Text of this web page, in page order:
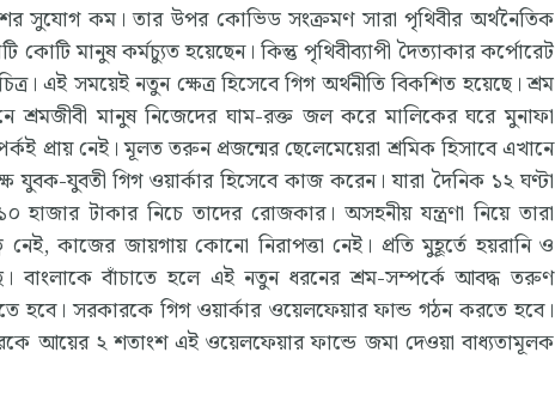
সুযোগ কম। তার উপর কোভিড সংক্রমণ সারা পৃথিবীর অর্থনৈতিক
কোটি মানুষ কর্মচ্যুত হয়েছেন। কিন্তু পৃথিবীব্যাপী দৈত্যাকার কর্পোরেট
এই সময়েই নতুন ক্ষেত্র হিসেবে গিগ অর্থনীতি বিকশিত হয়েছে। শ্রম
শ্রমজীবী মানুষ নিজেদের ঘাম-রক্ত জল করে মালিকের ঘরে মুনাফা
প্রায় নেই। মূলত তরুন প্রজন্মের ছেলেমেয়েরা শ্রমিক হিসাবে এখানে
যুবতী গিগ ওয়ার্কার হিসেবে কাজ করেন। যারা দৈনিক ১২ ঘণ্টা
টাকার নিচে তাদের রোজকার। অসহনীয় যন্ত্রণা নিয়ে তারা
কাজের জায়গায় কোনো নিরাপত্তা নেই। প্রতি মুহূর্তে হয়রানি ও
বাংলাকে বাঁচাতে হলে এই নতুন ধরনের শ্রম-সম্পর্কে আবদ্ধ তরুণ
হবে। সরকারকে গিগ ওয়ার্কার ওয়েলফেয়ার ফান্ড গঠন করতে হবে।
আয়ের ২ শতাংশ এই ওয়েলফেয়ার ফান্ডে জমা দেওয়া বাধ্যতামূলক